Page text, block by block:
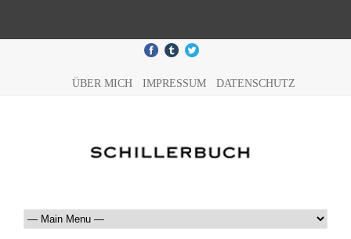
ÜBER MICH IMPRESSUM DATENSCHUTZ